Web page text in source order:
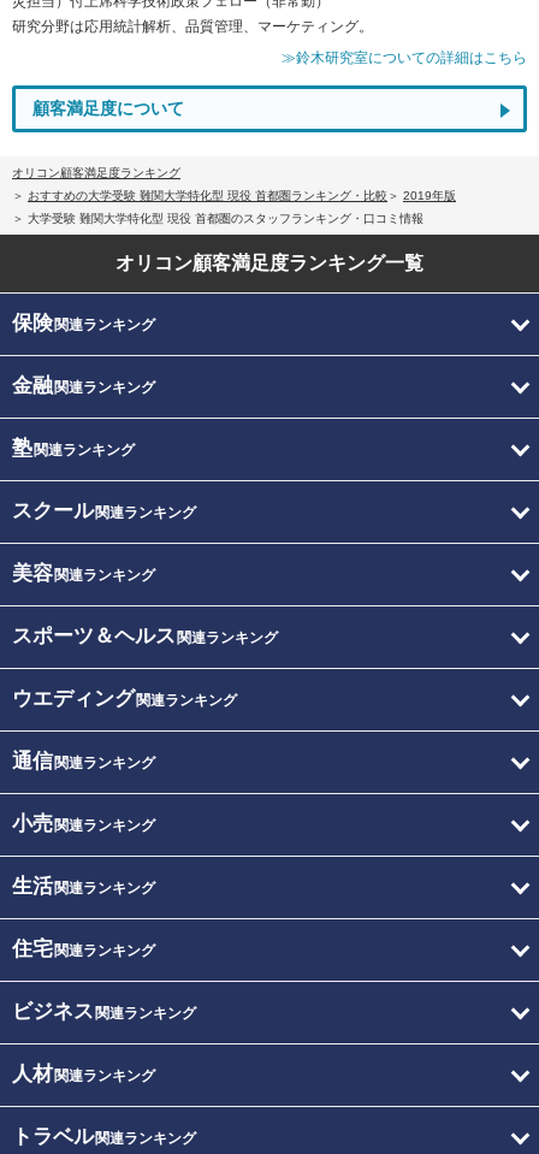
研究分野は応用統計解析、品質管理、マーケティング。
≫鈴木研究室についての詳細はこちら
顧客満足度について
オリコン顧客満足度ランキング
おすすめの大学受験 難関大学特化型 現役 首都圏ランキング・比較
2019年版
大学受験 難関大学特化型 現役 首都圏のスタッフランキング・口コミ情報
オリコン顧客満足度ランキング一覧
保険関連ランキング
金融関連ランキング
塾関連ランキング
スクール関連ランキング
美容関連ランキング
スポーツ＆ヘルス 関連ランキング
ウエディング関連ランキング
通信関連ランキング
小売関連ランキング
生活関連ランキング
住宅関連ランキング
ビジネス 関連ランキング
人材関連ランキング
トラベル関連ランキング